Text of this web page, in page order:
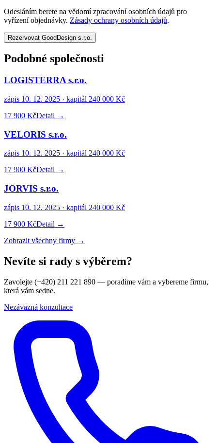
Odesláním berete na vědomí zpracování osobních údajů pro
vyřízení objednávky. Zásady ochrany osobních údajů.
Rezervovat GoodDesign s.r.o.
Podobné společnosti
LOGISTERRA s.r.o.
zápis 10. 12. 2025 · kapitál 240 000 Kč
17 900 KčDetail →
VELORIS s.r.o.
zápis 10. 12. 2025 · kapitál 240 000 Kč
17 900 KčDetail →
JORVIS s.r.o.
zápis 10. 12. 2025 · kapitál 240 000 Kč
17 900 KčDetail →
Zobrazit všechny firmy →
Nevíte si rady s výběrem?
Zavolejte (+420) 211 221 890 — poradíme vám a vybereme firmu,
která vám sedne.
Nezávazná konzultace